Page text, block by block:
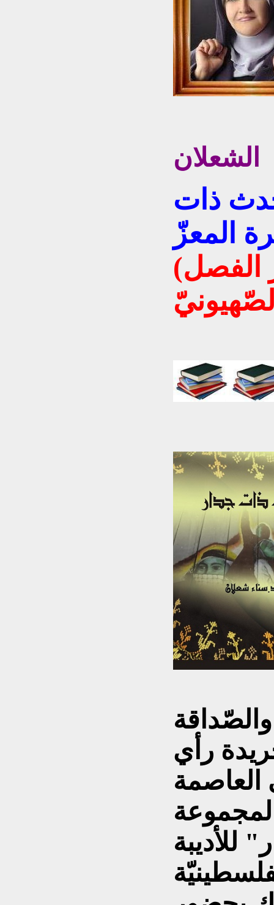
الشعلان
ذات
المعزّ
(صوت واحد ضدّ جدار الفصل
رأي
العاصمة